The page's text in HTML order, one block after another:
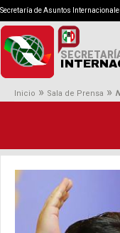
Secretaría de Asuntos
Inicio » Sala de Prensa »